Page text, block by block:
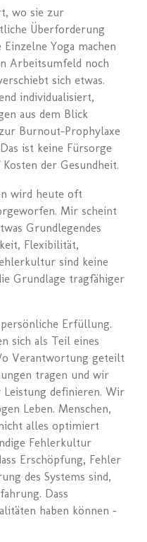
wo sie zur
Überforderung
Yoga machen
Arbeitsumfeld noch
sich etwas.
individualisiert,
aus dem Blick
Burnout-Prophylaxe
ist keine Fürsorge
der Gesundheit.
wird heute oft
Mir scheint
Grundlegendes
Flexibilität,
sind keine
Grundlage tragfähiger
Erfüllung.
sich als Teil eines
Verantwortung geteilt
tragen und wir
Leistung definieren. Wir
Leben. Menschen,
alles optimiert
Fehlerkultur
Erschöpfung, Fehler
des Systems sind,
Dass
haben können –